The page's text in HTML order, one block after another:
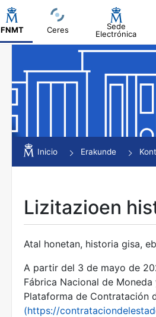
FNMT Ceres
Sede
Electrónica
Erakutsi/Ezkutatu
Erakutsi/Ezkutatu
Erakutsi/Ezkutatu
Erakutsi/Ezkutatu
Inicio Erakunde
Lizitazioen
Atal honetan, historia gisa,
A partir del 3 de mayo de
Fábrica Nacional de
Plataforma de Contratación
(https://